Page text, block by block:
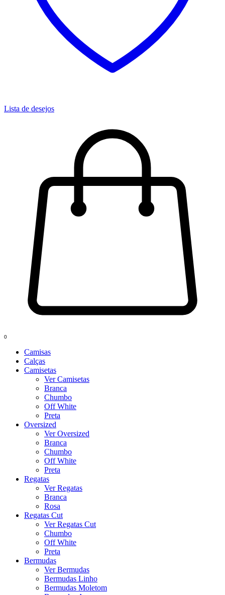
Lista de desejos
0
Camisas
Calças
Camisetas
Ver Camisetas
Branca
Chumbo
Off White
Preta
Oversized
Ver Oversized
Branca
Chumbo
Off White
Preta
Regatas
Ver Regatas
Branca
Rosa
Regatas Cut
Ver Regatas Cut
Chumbo
Off White
Preta
Bermudas
Ver Bermudas
Bermudas Linho
Bermudas Moletom